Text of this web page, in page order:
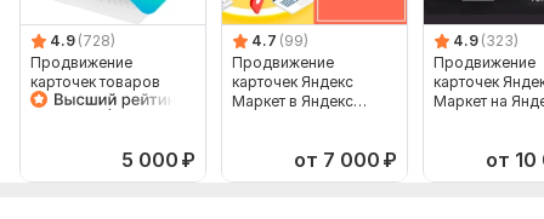
4.9 (728)
Продвижение
карточек товаров
Яндекс Маркет в
5 000 ₽
4.7 (99)
Продвижение
карточек Яндекс
Маркет в Яндекс
от 7 000 ₽
4.9 (323)
Продвижение
карточек
Маркет на
от